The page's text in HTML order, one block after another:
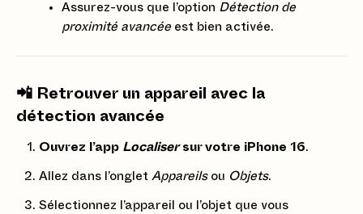
Assurez-vous que l’option Détection de
proximité avancée est bien activée.
📲 Retrouver un appareil avec la
détection avancée
Ouvrez l’app Localisersur votre iPhone 16.
Allez dans l’onglet Appareilsou Objets.
Sélectionnez l’appareil ou l’objet que vous